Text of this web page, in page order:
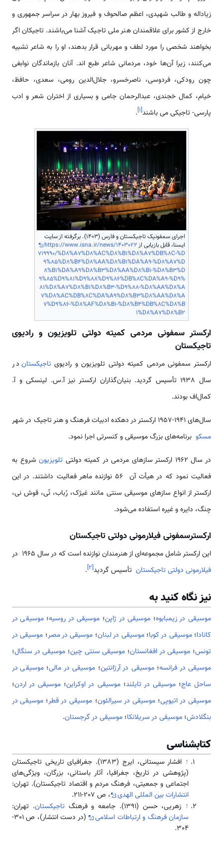
زیاداله و طالب شهیدی، اعظم صالحوف و فیروز بهار در سراسر جمهوری و
خارج از کشور برای علاقمندان هنر ملی تاجیک آشنا می‌باشند. تاجیکان اگر
بخواهند شخصی را مورد لطف و مهربانی قرار بدهند، او را به شاعر تشبیه
می‌کنند، زیرا آن‌ها خود، مردمانی شاعر طبع ­اند. آنان بازماندگان نوابغی
چون رودکی، فردوسی، ناصرخسرو، جلال­‌الدین رومی، سعدی، حافظ،
خیام، کمال خجندی، عبدالرحمان جامی و بسیاری از اختران شعر و ادب
پارسی- تاجیکی می باشند[۱]
.
اجرای سمفونیک تاجیکستان و فارس (1403). برگرفته از سایت
ایسنا، قابل بازیابی از https://www.isna.ir/news/1403022
719990/%D8%A7%D8%AC%D8%B1%D8%A7%DB%8C-%D
9%85%D8%B4%D8%AA%D8%B1%DA%A9-%D8%A7%D
8%B1%DA%A9%D8%B3%D8%AA%D8%B1-%D8%B3%D
9%85%D9%81%D9%88%D9%86%DB%8C%DA%A9-%D9%
81%D8%A7%D8%B1%D8%B3-%D9%88-%D8%AA%D8%A
7%D8%AC%DB%8C%DA%A9%D8%B3%D8%AA%D8%A
7%D9%86-%D8%AF%D8%B1-%D8%B4%DB%8C%D8%B
1%D8%A7%D8%B2
ارکستر سمفونی مردمی کمیته دولتی تلویزیون و رادیوی
تاجیکستان
ارکستر سمفونی مردمی کمیته دولتی تلویزیون و رادیوی تاجیکستان در
سال 1938 تأسیس گردید. بنیان‌گذاران ارکستر نیز آ.س. لینسکی و آ.
کمال‌اف بودند.
سال‌های 1941-1957 ارکستر در دهکده ادبیات فرهنگ و هنر تاجیک در شهر
مسکو برنامه­‌های بزرگ موسیقی و کنسرتی اجرا نمود.
در سال 1962 ارکستر ساز‌های مردمی در کمیته دولتی تلویزیونشروع به
فعالیت نمود که در هیأت آن 56 نوازنده ماهر فعالیت داشتند. در این
ارکستر از انواع ساز‌های موسیقی سنتی مانند غیژک، رُباب، نًی، قوش نی،
چنگ، دایره و غیره استفاده می‌شود.
ارکسترسمفونی فیلارمونی دولتی تاجیکستان
این ارکستر شامل مجموعه‌ای از هنرمندان نوازنده است که در سال 1965 در
فیلارمونی دولتی تاجیکستان تأسیس گردید[۲]
.
نیز نگاه کنید به
موسیقی در زیمبابوه؛ موسیقی در ژاپن؛ موسیقی در روسیه؛موسیقی در
کانادا؛موسیقی در کوبا؛موسیقی در لبنان؛ موسیقی در مصر؛ موسیقی در
تونس؛ موسیقی در افغانستان؛ موسیقی سنتی چین؛ موسیقی در سنگال؛
موسیقی در فرانسه؛موسیقی در آرژانتین؛ موسیقی در مالی؛موسیقی در
ساحل عاج؛موسیقی در تایلند؛موسیقی در اوکراین؛ موسیقی در اردن؛
موسیقی در اتیوپی؛موسیقی در سیرالئون؛ موسیقی در قطر؛ موسیقی در
بنگلادش؛ موسیقی در سریلانکا؛ موسیقی در گرجستان.
کتابشناسی
↑
افشار سیستانی، ایرج (1383). جغرافیای تاریخی تاجیکستان
(پژوهشی در تاریخ، جغرافیا، آثار باستانی، بزرگان، ویژگی‌های
اجتماعی و جمعیتی، فرهنگ مردم و اقتصاد تاجیکستان). تهران:
انتشارات بین المللی الهدی
، ص 207-211.
↑ زهریی، حسن (1391). جامعه و فرهنگ تاجیکستان. تهران:
سازمان فرهنگ و ارتباطات اسلامی
(در دست انتشار)، ص 301-
304.